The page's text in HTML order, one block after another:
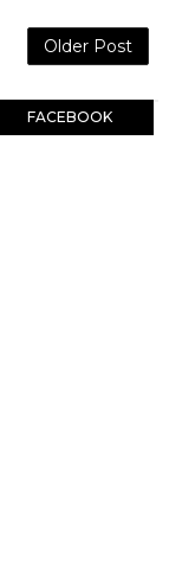
Older Post
FACEBOOK